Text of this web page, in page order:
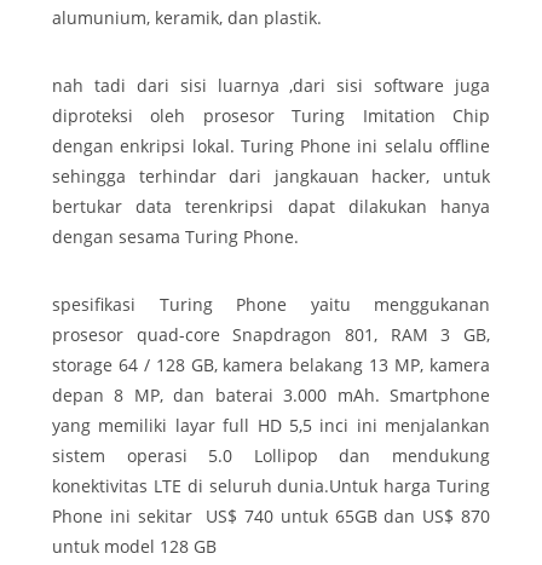
alumunium, keramik, dan plastik.
nah tadi dari sisi luarnya ,dari sisi software juga
diproteksi oleh prosesor Turing Imitation Chip
dengan enkripsi lokal. Turing Phone ini selalu offline
sehingga terhindar dari jangkauan hacker, untuk
bertukar data terenkripsi dapat dilakukan hanya
dengan sesama Turing Phone.
spesifikasi Turing Phone yaitu menggukanan
prosesor quad-core Snapdragon 801, RAM 3 GB,
storage 64 / 128 GB, kamera belakang 13 MP, kamera
depan 8 MP, dan baterai 3.000 mAh. Smartphone
yang memiliki layar full HD 5,5 inci ini menjalankan
sistem operasi 5.0 Lollipop dan mendukung
konektivitas LTE di seluruh dunia.Untuk harga Turing
Phone ini sekitar US$ 740 untuk 65GB dan US$ 870
untuk model 128 GB